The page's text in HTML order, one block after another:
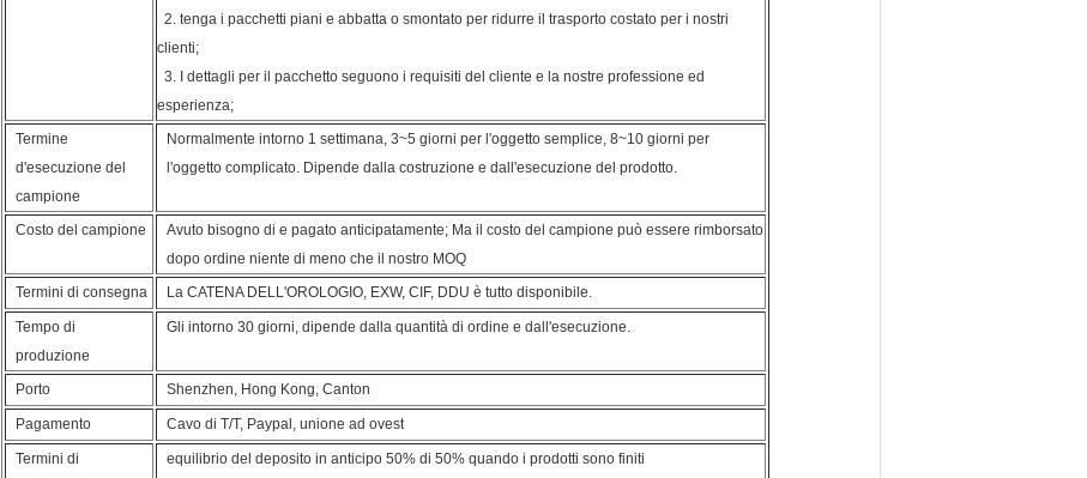
2. tenga i pacchetti piani e abbatta o smontato per ridurre il trasporto costato per i nostri
clienti;
3. I dettagli per il pacchetto seguono i requisiti del cliente e la nostre professione ed
esperienza;
Termine
d'esecuzione del
campione
Normalmente intorno 1 settimana, 3~5 giorni per l'oggetto semplice, 8~10 giorni per
l'oggetto complicato. Dipende dalla costruzione e dall'esecuzione del prodotto.
Costo del campione
Avuto bisogno di e pagato anticipatamente; Ma il costo del campione può essere rimborsato
dopo ordine niente di meno che il nostro MOQ
Termini di consegna
La CATENA DELL'OROLOGIO, EXW, CIF, DDU è tutto disponibile.
Tempo di
produzione
Gli intorno 30 giorni, dipende dalla quantità di ordine e dall'esecuzione.
Porto Shenzhen, Hong Kong, Canton
Pagamento Cavo di T/T, Paypal, unione ad ovest
Termini di
equilibrio del deposito in anticipo 50% di 50% quando i prodotti sono finiti